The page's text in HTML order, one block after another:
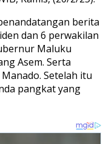
berita
dan 6 perwakilan
Maluku
Asem. Serta
Setelah itu
pangkat yang